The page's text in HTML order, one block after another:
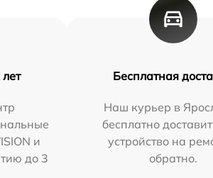
и
до 3
Бесплатная
Наш курьер в
бесплатно
устройство на
обратно.